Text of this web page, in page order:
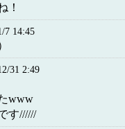
！
7 14:45
31 2:49
www
す//////